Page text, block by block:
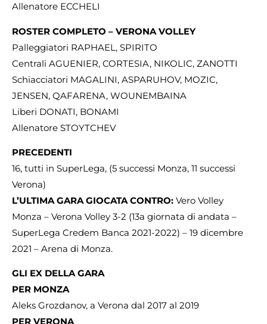
Allenatore ECCHELI
ROSTER COMPLETO – VERONA VOLLEY
Palleggiatori RAPHAEL, SPIRITO
Centrali AGUENIER, CORTESIA, NIKOLIC, ZANOTTI
Schiacciatori MAGALINI, ASPARUHOV, MOZIC,
JENSEN, QAFARENA, WOUNEMBAINA
Liberi DONATI, BONAMI
Allenatore STOYTCHEV
PRECEDENTI
16, tutti in SuperLega, (5 successi Monza, 11 successi
Verona)
L’ULTIMA GARA GIOCATA CONTRO: Vero Volley
Monza – Verona Volley 3-2 (13a giornata di andata –
SuperLega Credem Banca 2021-2022) – 19 dicembre
2021 – Arena di Monza.
GLI EX DELLA GARA
PER MONZA
Aleks Grozdanov, a Verona dal 2017 al 2019
PER VERONA